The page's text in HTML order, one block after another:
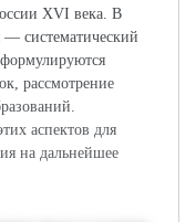
XVI века. В
— систематический
рассмотрение
аспектов для
на дальнейшее